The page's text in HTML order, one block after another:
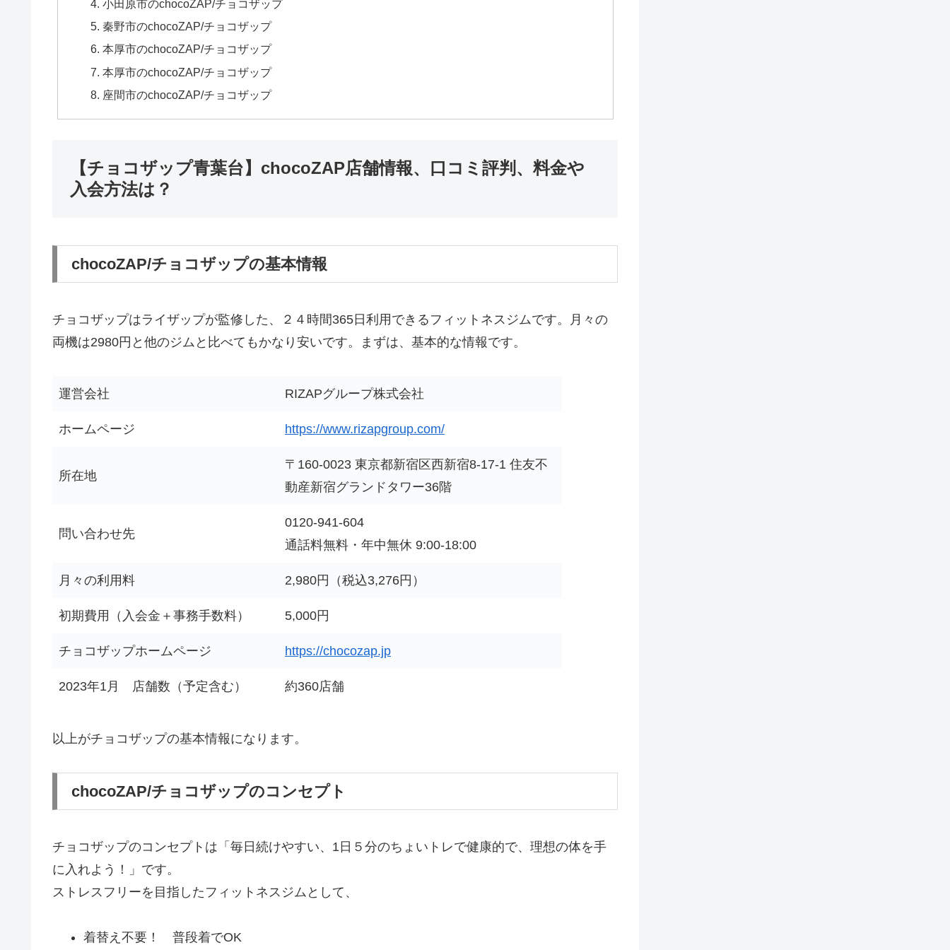
小田原市のchocoZAP/チョコザップ
秦野市のchocoZAP/チョコザップ
本厚市のchocoZAP/チョコザップ
本厚市のchocoZAP/チョコザップ
座間市のchocoZAP/チョコザップ
【チョコザップ青葉台】chocoZAP店舗情報、口コミ評判、料金や
入会方法は？
chocoZAP/チョコザップの基本情報
チョコザップはライザップが監修した、２４時間365日利用できるフィットネスジムです。月々の
両機は2980円と他のジムと比べてもかなり安いです。まずは、基本的な情報です。
運営会社 RIZAPグループ株式会社
ホームページ https://www.rizapgroup.com/
所在地
〒160-0023 東京都新宿区西新宿8-17-1 住友不
動産新宿グランドタワー36階
問い合わせ先
0120-941-604
通話料無料・年中無休 9:00-18:00
月々の利用料 2,980円（税込3,276円）
初期費用（入会金＋事務手数料） 5,000円
チョコザップホームページ https://chocozap.jp
2023年1月 店舗数（予定含む） 約360店舗
以上がチョコザップの基本情報になります。
chocoZAP/チョコザップのコンセプト
チョコザップのコンセプトは「毎日続けやすい、1日５分のちょいトレで健康的で、理想の体を手
に入れよう！」です。
ストレスフリーを目指したフィットネスジムとして、
着替え不要！ 普段着でOK